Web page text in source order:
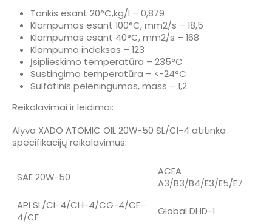
Tankis esant 20°C,kg/l – 0,879
Klampumas esant 100°C, mm2/s – 18,5
Klampumas esant 40°C, mm2/s – 168
Klampumo indeksas – 123
Įsiplieskimo temperatūra – 235°C
Sustingimo temperatūra – <-24°C
Sulfatinis peleningumas, mass – 1,2
Reikalavimai ir leidimai:
Alyva XADO ATOMIC OIL 20W-50 SL/CI-4 atitinka
specifikacijų reikalavimus:
SAE 20W-50
ACEA
A3/B3/B4/E3/E5/E7
API SL/CI-4/CH-4/CG-4/CF-
4/CF
Global DHD-1